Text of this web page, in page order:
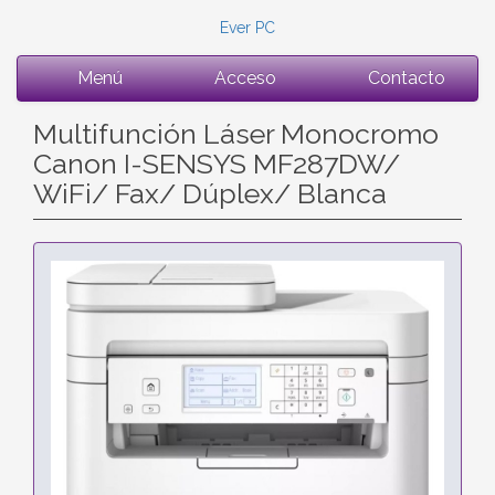
Ever PC
Menú Acceso Contacto
Multifunción Láser Monocromo
Canon I-SENSYS MF287DW/
WiFi/ Fax/ Dúplex/ Blanca